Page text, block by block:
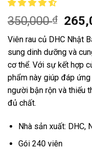
350,000₫
Viên rau củ DHC Nhật
sung dinh dưỡng và
cơ thể. Với sự kết hợp
phẩm này giúp đáp
người bận rộn và thiếu
đủ chất.
Nhà sản xuất: DHC,
Gói 240 viên